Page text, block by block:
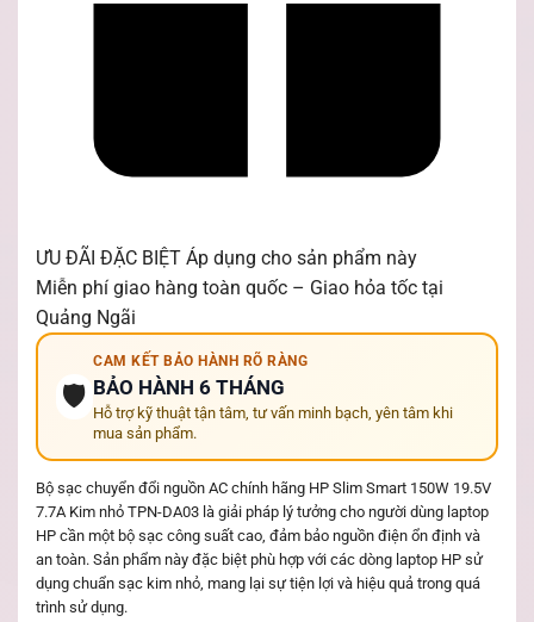
ƯU ĐÃI ĐẶC BIỆT Áp dụng cho sản phẩm này
Miễn phí giao hàng toàn quốc – Giao hỏa tốc tại
Quảng Ngãi
🛡️
CAM KẾT BẢO HÀNH RÕ RÀNG
BẢO HÀNH 6 THÁNG
Hỗ trợ kỹ thuật tận tâm, tư vấn minh bạch, yên tâm khi
mua sản phẩm.
Bộ sạc chuyển đổi nguồn AC chính hãng HP Slim Smart 150W 19.5V
7.7A Kim nhỏ TPN-DA03 là giải pháp lý tưởng cho người dùng laptop
HP cần một bộ sạc công suất cao, đảm bảo nguồn điện ổn định và
an toàn. Sản phẩm này đặc biệt phù hợp với các dòng laptop HP sử
dụng chuẩn sạc kim nhỏ, mang lại sự tiện lợi và hiệu quả trong quá
trình sử dụng.